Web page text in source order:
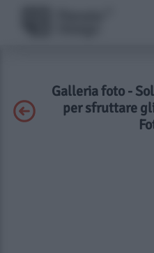
Galleria foto -
per sfruttare